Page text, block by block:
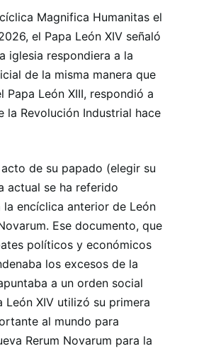
Magnifica Humanitas el
el Papa León XIV señaló
iglesia respondiera a la
de la misma manera que
Papa León XIII, respondió a
la Revolución Industrial hace
de su papado (elegir su
actual se ha referido
la encíclica anterior de León
Ese documento, que
políticos y económicos
los excesos de la
a un orden social
León XIV utilizó su primera
al mundo para
Rerum Novarum para la